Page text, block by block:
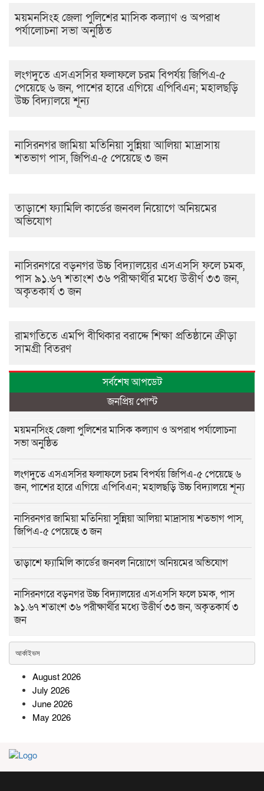
ময়মনসিংহ জেলা পুলিশের মাসিক কল্যাণ ও অপরাধ
পর্যালোচনা সভা অনুষ্ঠিত
লংগদুতে এসএসসির ফলাফলে চরম বিপর্যয় জিপিএ-৫
পেয়েছে ৬ জন, পাশের হারে এগিয়ে এপিবিএন; মহালছড়ি
উচ্চ বিদ্যালয়ে শূন্য
নাসিরনগর জামিয়া মতিনিয়া সুন্নিয়া আলিয়া মাদ্রাসায়
শতভাগ পাস, জিপিএ-৫ পেয়েছে ৩ জন
তাড়াশে ফ্যামিলি কার্ডের জনবল নিয়োগে অনিয়মের
অভিযোগ
নাসিরনগরে বড়নগর উচ্চ বিদ্যালয়ের এসএসসি ফলে চমক,
পাস ৯১.৬৭ শতাংশ ৩৬ পরীক্ষার্থীর মধ্যে উত্তীর্ণ ৩৩ জন,
অকৃতকার্য ৩ জন
রামগতিতে এমপি বীথিকার বরাদ্দে শিক্ষা প্রতিষ্ঠানে ক্রীড়া
সামগ্রী বিতরণ
সর্বশেষ আপডেট
জনপ্রিয় পোস্ট
ময়মনসিংহ জেলা পুলিশের মাসিক কল্যাণ ও অপরাধ পর্যালোচনা
সভা অনুষ্ঠিত
লংগদুতে এসএসসির ফলাফলে চরম বিপর্যয় জিপিএ-৫ পেয়েছে ৬
জন, পাশের হারে এগিয়ে এপিবিএন; মহালছড়ি উচ্চ বিদ্যালয়ে শূন্য
নাসিরনগর জামিয়া মতিনিয়া সুন্নিয়া আলিয়া মাদ্রাসায় শতভাগ পাস,
জিপিএ-৫ পেয়েছে ৩ জন
তাড়াশে ফ্যামিলি কার্ডের জনবল নিয়োগে অনিয়মের অভিযোগ
নাসিরনগরে বড়নগর উচ্চ বিদ্যালয়ের এসএসসি ফলে চমক, পাস
৯১.৬৭ শতাংশ ৩৬ পরীক্ষার্থীর মধ্যে উত্তীর্ণ ৩৩ জন, অকৃতকার্য ৩
জন
রামগতিতে এমপি বীথিকার বরাদ্দে শিক্ষা প্রতিষ্ঠানে ক্রীড়া সামগ্রী
বিতরণ
আর্কাইভস
August 2026
July 2026
June 2026
May 2026